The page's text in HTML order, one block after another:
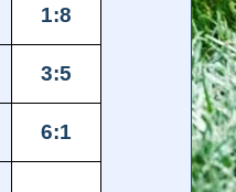
1:8
3:5
6:1